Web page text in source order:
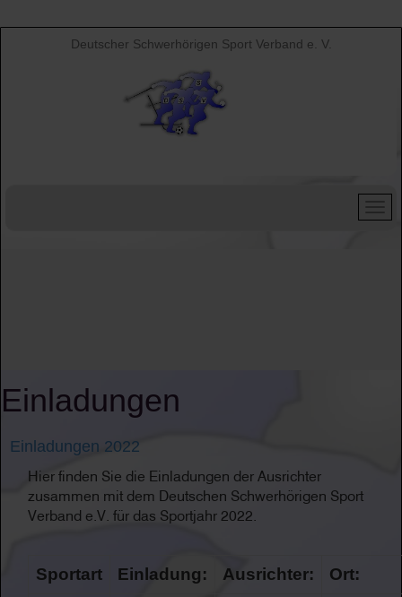
Deutscher Schwerhörigen Sport Verband e. V.
Einladungen
Einladungen 2022
Hier finden Sie die Einladungen der Ausrichter
zusammen mit dem Deutschen Schwerhörigen Sport
Verband e.V. für das Sportjahr 2022.
Sportart Einladung: Ausrichter: Ort: